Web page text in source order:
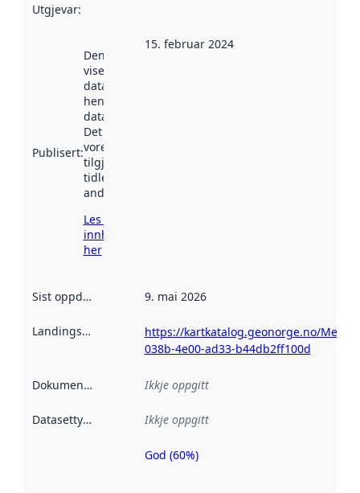
Utgjevar:
Publisert:
Denne datoen
viser når
datasettet vart
henta inn av
data.norge.no.
Det kan ha
vore
tilgjengeleg
tidlegare
andre stader.
Les meir om
innhenting
her
15. februar 2024
Sist oppdatert 9. mai 2026
Landingsside
https://kartkatalog.geonorge.no/
038b-4e00-ad33-b44db2ff100d
Dokumentasjon Ikkje oppgitt
Datasettype Ikkje oppgitt
Metadatakvalitet
God (60%)